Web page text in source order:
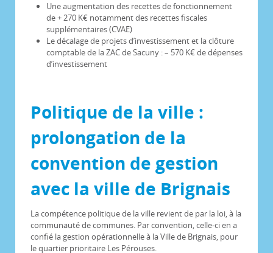
Une augmentation des recettes de fonctionnement
de + 270 K€ notamment des recettes fiscales
supplémentaires (CVAE)
Le décalage de projets d’investissement et la clôture
comptable de la ZAC de Sacuny : – 570 K€ de dépenses
d’investissement
Politique de la ville :
prolongation de la
convention de gestion
avec la ville de Brignais
La compétence politique de la ville revient de par la loi, à la
communauté de communes. Par convention, celle-ci en a
confié la gestion opérationnelle à la Ville de Brignais, pour
le quartier prioritaire Les Pérouses.